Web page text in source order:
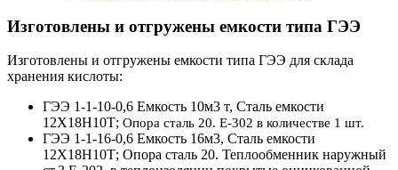
Изготовлены и отгружены емкости типа ГЭЭ
Изготовлены и отгружены емкости типа ГЭЭ для склада
хранения кислоты:
ГЭЭ 1-1-10-0,6 Емкость 10м3 т, Сталь емкости
12Х18Н10Т; Опора сталь 20. Е-302 в количестве 1 шт.
ГЭЭ 1-1-16-0,6 Емкость 16м3, Сталь емкости
12Х18Н10Т; Опора сталь 20. Теплообменник наружный